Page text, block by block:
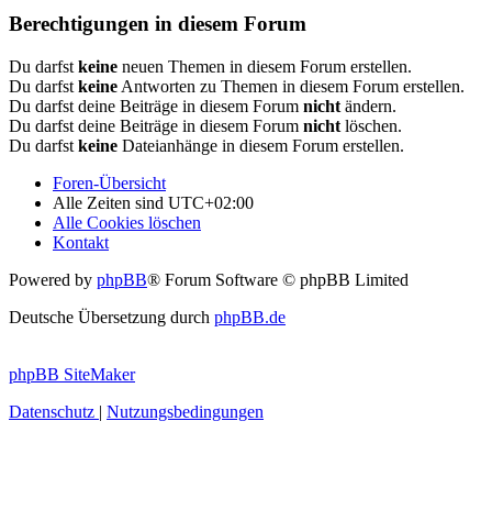
Berechtigungen in diesem Forum
Du darfst keine neuen Themen in diesem Forum erstellen.
Du darfst keine Antworten zu Themen in diesem Forum erstellen.
Du darfst deine Beiträge in diesem Forum nicht ändern.
Du darfst deine Beiträge in diesem Forum nicht löschen.
Du darfst keine Dateianhänge in diesem Forum erstellen.
Foren-Übersicht
Alle Zeiten sind UTC+02:00
Alle Cookies löschen
Kontakt
Powered by phpBB® Forum Software © phpBB Limited
Deutsche Übersetzung durch phpBB.de
phpBB SiteMaker
Datenschutz | Nutzungsbedingungen